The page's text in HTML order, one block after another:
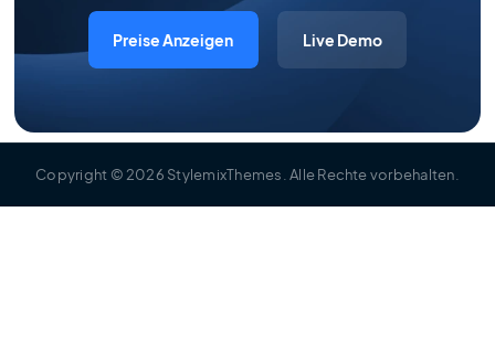
Preise Anzeigen Live Demo
Copyright © 2026 StylemixThemes .Alle Rechte vorbehalten